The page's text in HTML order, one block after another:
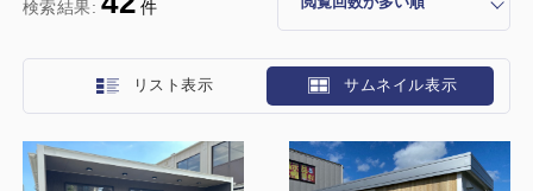
検索結果: 件
リスト表示 サムネイル表示